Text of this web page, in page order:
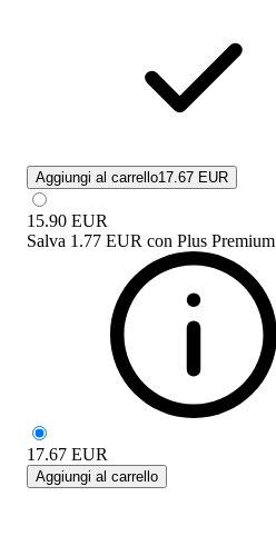
Aggiungi al carrello17.67 EUR
15.90 EUR
Salva 1.77 EUR con Plus Premium
17.67 EUR
Aggiungi al carrello